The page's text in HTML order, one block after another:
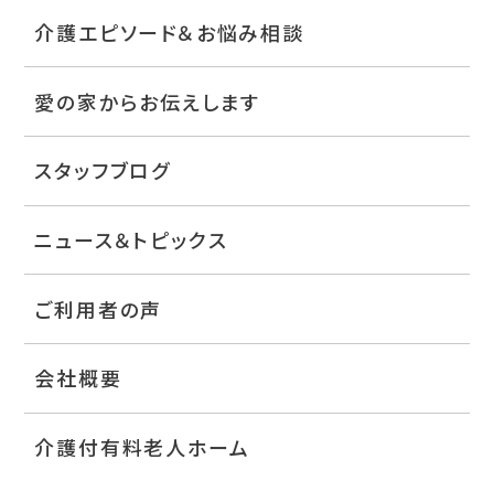
介護エピソード＆お悩み相談
愛の家からお伝えします
スタッフブログ
ニュース＆トピックス
ご利用者の声
会社概要
介護付有料老人ホーム